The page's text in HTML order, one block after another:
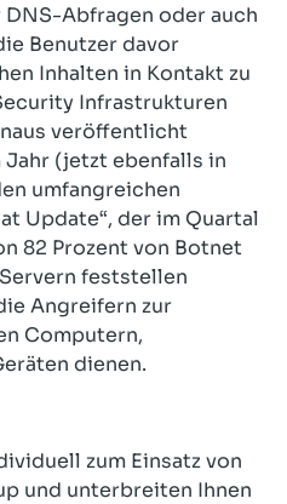
Abfragen oder auch
Benutzer davor
Inhalten in Kontakt zu
Infrastrukturen
veröffentlicht
Jahr (jetzt ebenfalls in
umfangreichen
Update“, der im Quartal
82 Prozent von Botnet
feststellen
Angreifern zur
Computern,
dienen.
zum Einsatz von
und unterbreiten Ihnen